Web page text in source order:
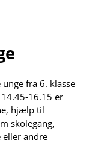
fra 6. klasse
16.15 er
hjælp til
skolegang,
andre